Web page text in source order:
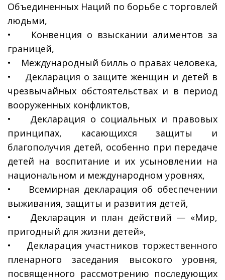
Объединенных Наций по борьбе с торговлей
людьми,
• Конвенция о взыскании алиментов за
границей,
• Международный билль о правах человека,
• Декларация о защите женщин и детей в
чрезвычайных обстоятельствах и в период
вооруженных конфликтов,
• Декларация о социальных и правовых
принципах, касающихся защиты и
благополучия детей, особенно при передаче
детей на воспитание и их усыновлении на
национальном и международном уровнях,
• Всемирная декларация об обеспечении
выживания, защиты и развития детей,
• Декларация и план действий — «Мир,
пригодный для жизни детей»,
• Декларация участников торжественного
пленарного заседания высокого уровня,
посвященного рассмотрению последующих